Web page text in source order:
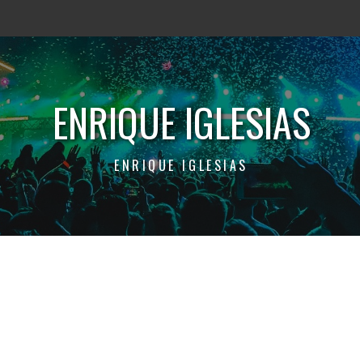
ENRIQUE IGLESIAS
ENRIQUE IGLESIAS